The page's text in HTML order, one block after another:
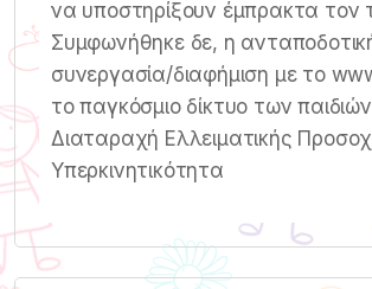
να υποστηρίξουν έμπρακτα τον
Συμφωνήθηκε δε, η
συνεργασία/διαφήμιση με το
το παγκόσμιο δίκτυο των
Διαταραχή Ελλειματικής
Υπερκινητικότητα